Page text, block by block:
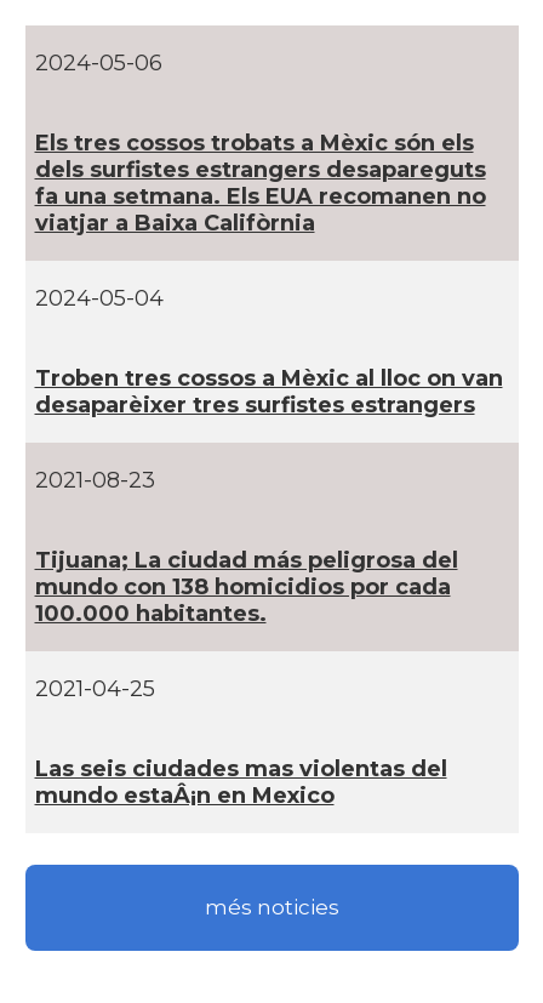
Casal Casal Virolai
Casal Orfeó Català de Mèxic
Acció ACCIÓ a Ciudad de Mexico
Consolat
Consolat general a Ciudad de
México (DF)
Consolat
Consolat Consolat general a Monterrey
2024-05-06
Els tres cossos trobats a Mèxic són els
dels surfistes estrangers desapareguts
fa una setmana. Els EUA recomanen no
viatjar a Baixa Califòrnia
2024-05-04
Troben tres cossos a Mèxic al lloc on van
desaparèixer tres surfistes estrangers
2021-08-23
Tijuana; La ciudad más peligrosa del
mundo con 138 homicidios por cada
100.000 habitantes.
2021-04-25
Las seis ciudades mas violentas del
mundo estaÂ¡n en Mexico
més noticies